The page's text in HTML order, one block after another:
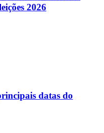
2026
datas do